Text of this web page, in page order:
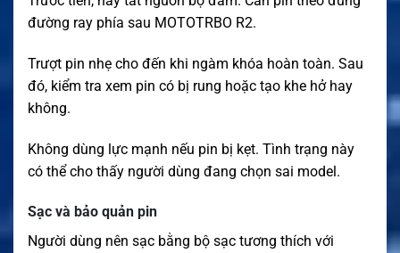
đường ray phía sau MOTOTRBO R2.
Trượt pin nhẹ cho đến khi ngàm khóa hoàn toàn. Sau
đó, kiểm tra xem pin có bị rung hoặc tạo khe hở hay
không.
Không dùng lực mạnh nếu pin bị kẹt. Tình trạng này
có thể cho thấy người dùng đang chọn sai model.
Sạc và bảo quản pin
Người dùng nên sạc bằng bộ sạc tương thích với